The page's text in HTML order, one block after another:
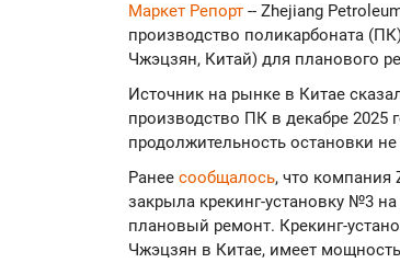
Маркет Репорт -- Zhejiang
производство поликарбоната
Чжэцзян, Китай) для планового
Источник на рынке в Китае
производство ПК в декабре 2025
продолжительность остановки
Ранее сообщалось, что компания
закрыла крекинг-установку №3
плановый ремонт. Крекинг-
Чжэцзян в Китае, имеет